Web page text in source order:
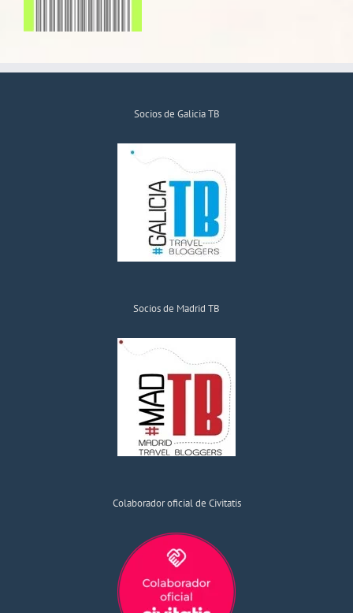
Socios de Galicia TB
Socios de Madrid TB
Colaborador oficial de Civitatis